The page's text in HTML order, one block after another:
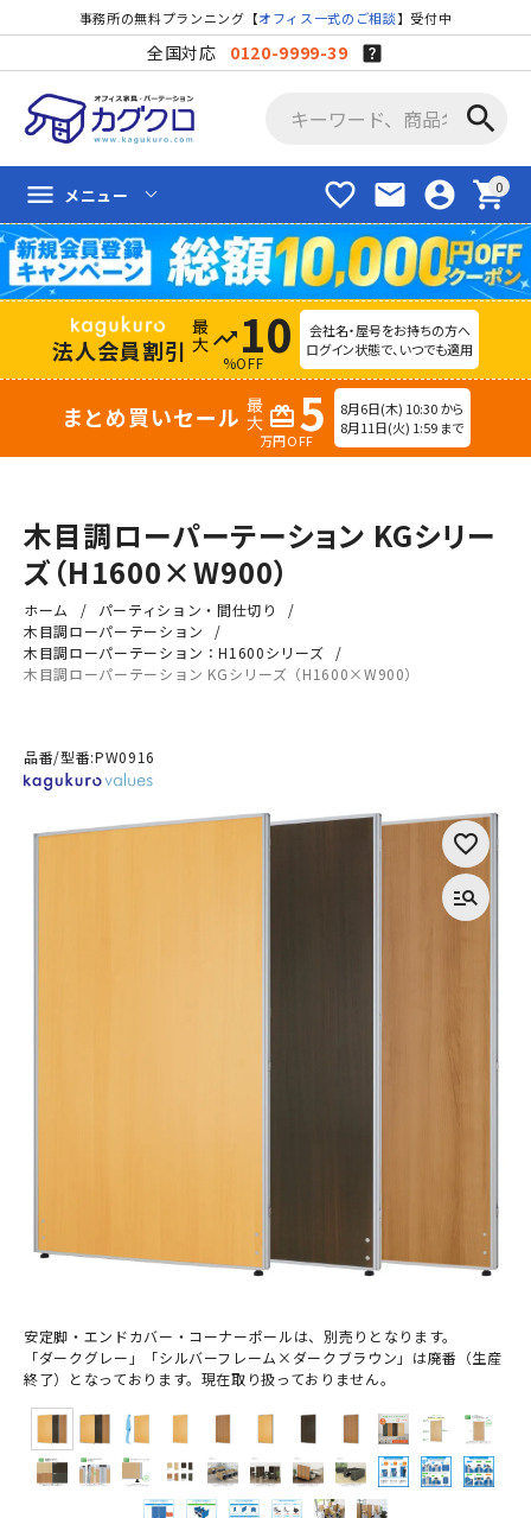
事務所の無料プランニング【オフィス一式のご相談】受付中
全国対応 0120-9999-39
search
favorite_border mail account_circle shopping_cart
menu メニュー
法人会員割引 trending_up 10
%OFF
会社名・屋号をお持ちの方へ
ログイン状態で、いつでも適用
まとめ買いセール redeem 5
万円OFF
8月6日(木) 10:30 から
8月11日(火) 1:59 まで
木目調ローパーテーション KGシリー
ズ（H1600×W900）
ホーム
パーティション・間仕切り
木目調ローパーテーション
木目調ローパーテーション：H1600シリーズ
木目調ローパーテーション KGシリーズ（H1600×W900）
品番/型番:PW0916
安定脚・エンドカバー・コーナーポールは、別売りとなります。
「ダークグレー」「シルバーフレーム×ダークブラウン」は廃番（生産
終了）となっております。現在取り扱っておりません。